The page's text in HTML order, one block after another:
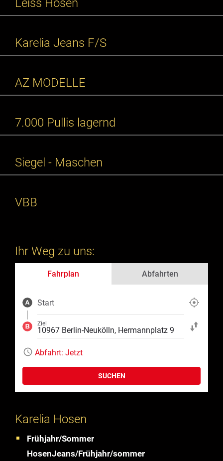
Leiss Hosen
Karelia Jeans F/S
AZ MODELLE
7.000 Pullis lagernd
Siegel - Maschen
VBB
Ihr Weg zu uns:
Fahrplan Abfahrten
Start
Ziel
Start und Ziel
Abfahrt: Jetzt
SUCHEN
Karelia Hosen
Frühjahr/Sommer
HosenJeans/Frühjahr/sommer